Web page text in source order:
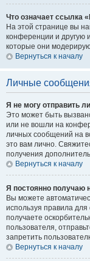
Что означает ссылка
На этой странице вы
конференции и другую
которые они
Вернуться к началу
Личные
Я не могу отправить
Это может быть
или не вошли на
личных сообщений на
это вам лично.
получения
Вернуться к началу
Я постоянно получаю
Вы можете
используя правила
получаете
пользователя,
запретить
Вернуться к началу